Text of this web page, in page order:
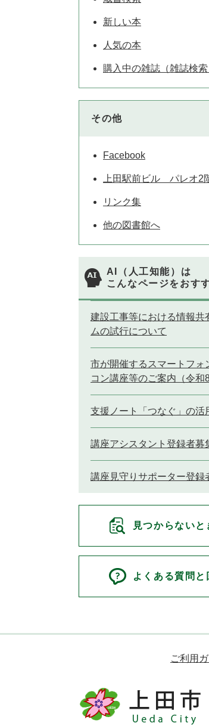
新しい本
人気の本
購入中の雑誌（雑誌検索
その他
Facebook
上田駅前ビル パレオ2
リンク集
他の図書館へ
AI（人工知能）は
こんなページをおす
建設工事等における情報共
ムの試行について
市が開催するスマートフォ
コン講座等のご案内（令和8
支援ノート「つなぐ」の活
講座アシスタント登録者募
講座見守りサポーター登録
見つからないと
よくある質問と
ご利用